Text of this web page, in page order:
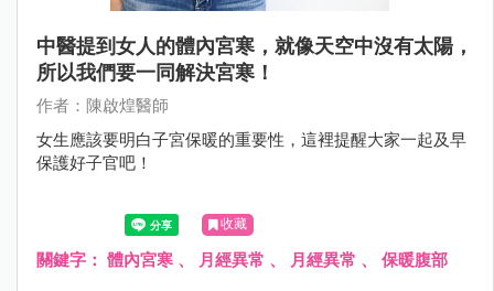
中醫提到女人的體內宮寒，就像天空中沒有太陽，
所以我們要一同解決宮寒！
作者：陳啟煌醫師
女生應該要明白子宮保暖的重要性，這裡提醒大家一起及早
保護好子官吧！
收藏
關鍵字： 體內宮寒 、 月經異常 、 月經異常 、 保暖腹部